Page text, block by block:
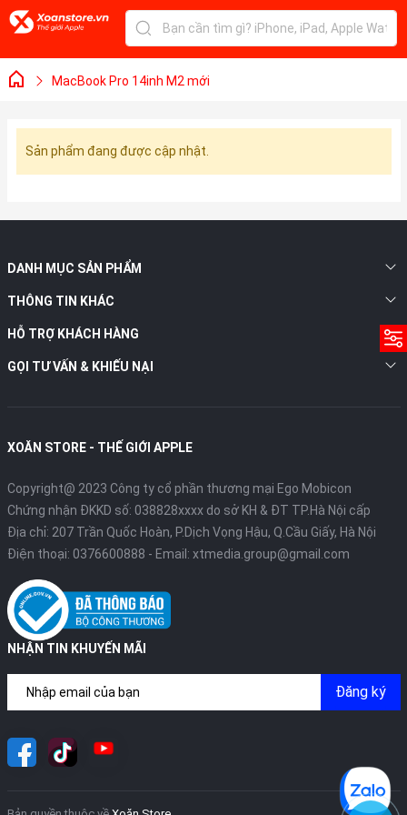
MacBook Pro 14inh M2 mới
Sản phẩm đang được cập nhật.
DANH MỤC SẢN PHẨM
THÔNG TIN KHÁC
HỖ TRỢ KHÁCH HÀNG
GỌI TƯ VẤN & KHIẾU NẠI
XOĂN STORE - THẾ GIỚI APPLE
Copyright@ 2023 Công ty cổ phần thương mại Ego Mobicon
Chứng nhận ĐKKD số: 038828xxxx do sở KH & ĐT TP.Hà Nội cấp
Địa chỉ: 207 Trần Quốc Hoàn, P.Dịch Vọng Hậu, Q.Cầu Giấy, Hà Nội
Điện thoại: 0376600888 - Email: xtmedia.group@gmail.com
NHẬN TIN KHUYẾN MÃI
Đăng ký